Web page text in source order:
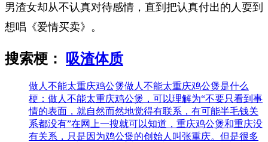
男渣女却从不认真对待感情，直到把认真付出的人耍到
想唱《爱情买卖》。
搜索梗： 吸渣体质
做人不能太重庆鸡公煲做人不能太重庆鸡公煲是什么
梗：做人不能太重庆鸡公煲，可以理解为“不要只看到事
情的表面，就自然而然地觉得有联系，有可能半毛钱关
系都没有”在网上一搜就可以知道，重庆鸡公煲和重庆没
有关系，只是因为鸡公煲的创始人叫张重庆。但是很多